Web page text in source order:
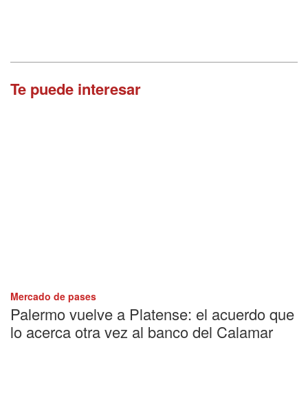
Te puede interesar
Mercado de pases
Palermo vuelve a Platense: el acuerdo que
lo acerca otra vez al banco del Calamar